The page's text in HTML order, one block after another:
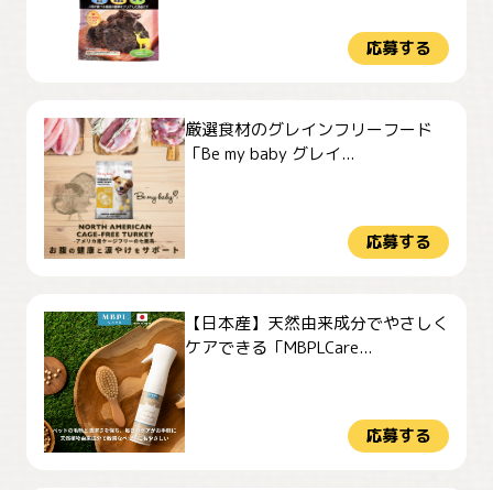
応募する
厳選食材のグレインフリーフード
「Be my baby グレイ...
応募する
【日本産】天然由来成分でやさしく
ケアできる「MBPLCare...
応募する